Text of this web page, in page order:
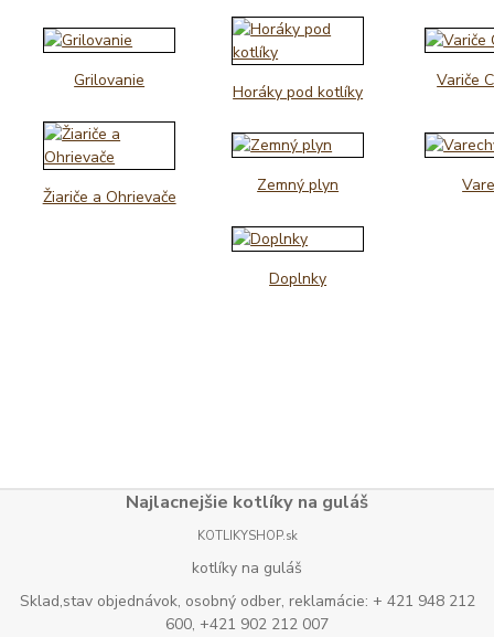
Grilovanie
Horáky pod kotlíky
Variče
Žiariče a Ohrievače
Zemný plyn
Doplnky
Najlacnejšie kotlíky na guláš
KOTLIKYSHOP.sk
kotlíky na guláš
Sklad,stav objednávok, osobný odber, reklamácie: + 421 948 212
600, +421 902 212 007